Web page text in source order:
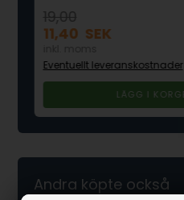
19,00
11,40 SEK
Eventuellt leveranskostnader
Andra köpte också